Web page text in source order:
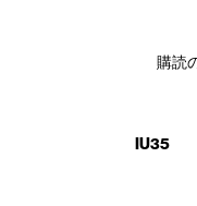
IU35
購読